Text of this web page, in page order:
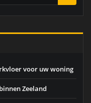
voor uw woning
Zeeland